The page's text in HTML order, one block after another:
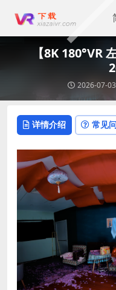
【8K 180°VR
2026-07-03
详情介绍 常见